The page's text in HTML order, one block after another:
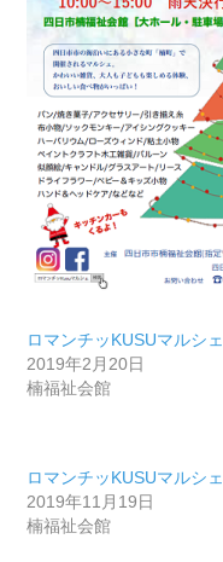
ロマンチッKUSUマルシェ
2019年2月20日
楠福祉会館
ロマンチッKUSUマルシェ
2019年11月19日
楠福祉会館